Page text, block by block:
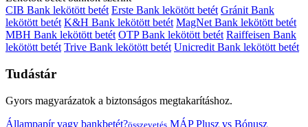
CIB Bank lekötött betét Erste Bank lekötött betét Gránit Bank
lekötött betét K&H Bank lekötött betét MagNet Bank lekötött betét
MBH Bank lekötött betét OTP Bank lekötött betét Raiffeisen Bank
lekötött betét Trive Bank lekötött betét Unicredit Bank lekötött betét
Tudástár
Gyors magyarázatok a biztonságos megtakarításhoz.
Állampapír vagy bankbetét?összevetés MÁP Plusz vs Bónusz